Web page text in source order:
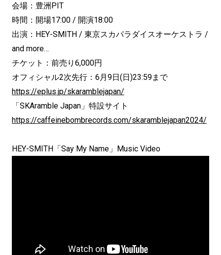
会場：豊洲PIT
時間：開場17:00 / 開演18:00
出演：HEY-SMITH / 東京スカパラダイスオーケストラ /
and more…
チケット：前売り6,000円
オフィシャル2次先行：6月9日(日)23:59まで
https://eplus.jp/skaramblejapan/
「SKAramble Japan」特設サイト
https://caffeinebombrecords.com/skaramblejapan2024/
HEY-SMITH「Say My Name」Music Video